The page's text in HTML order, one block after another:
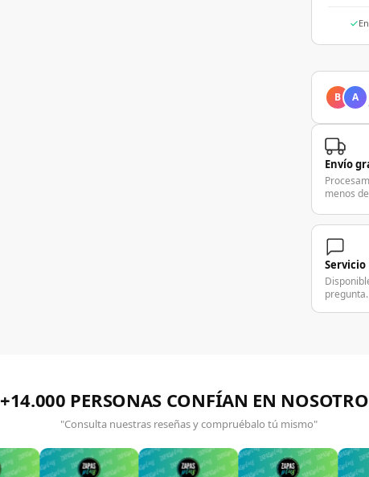
B A
Envío
menos
Servicio
pregunta.
+14.000 PERSONAS CONFÍAN EN
"Consulta nuestras reseñas y compruébalo tú mismo"